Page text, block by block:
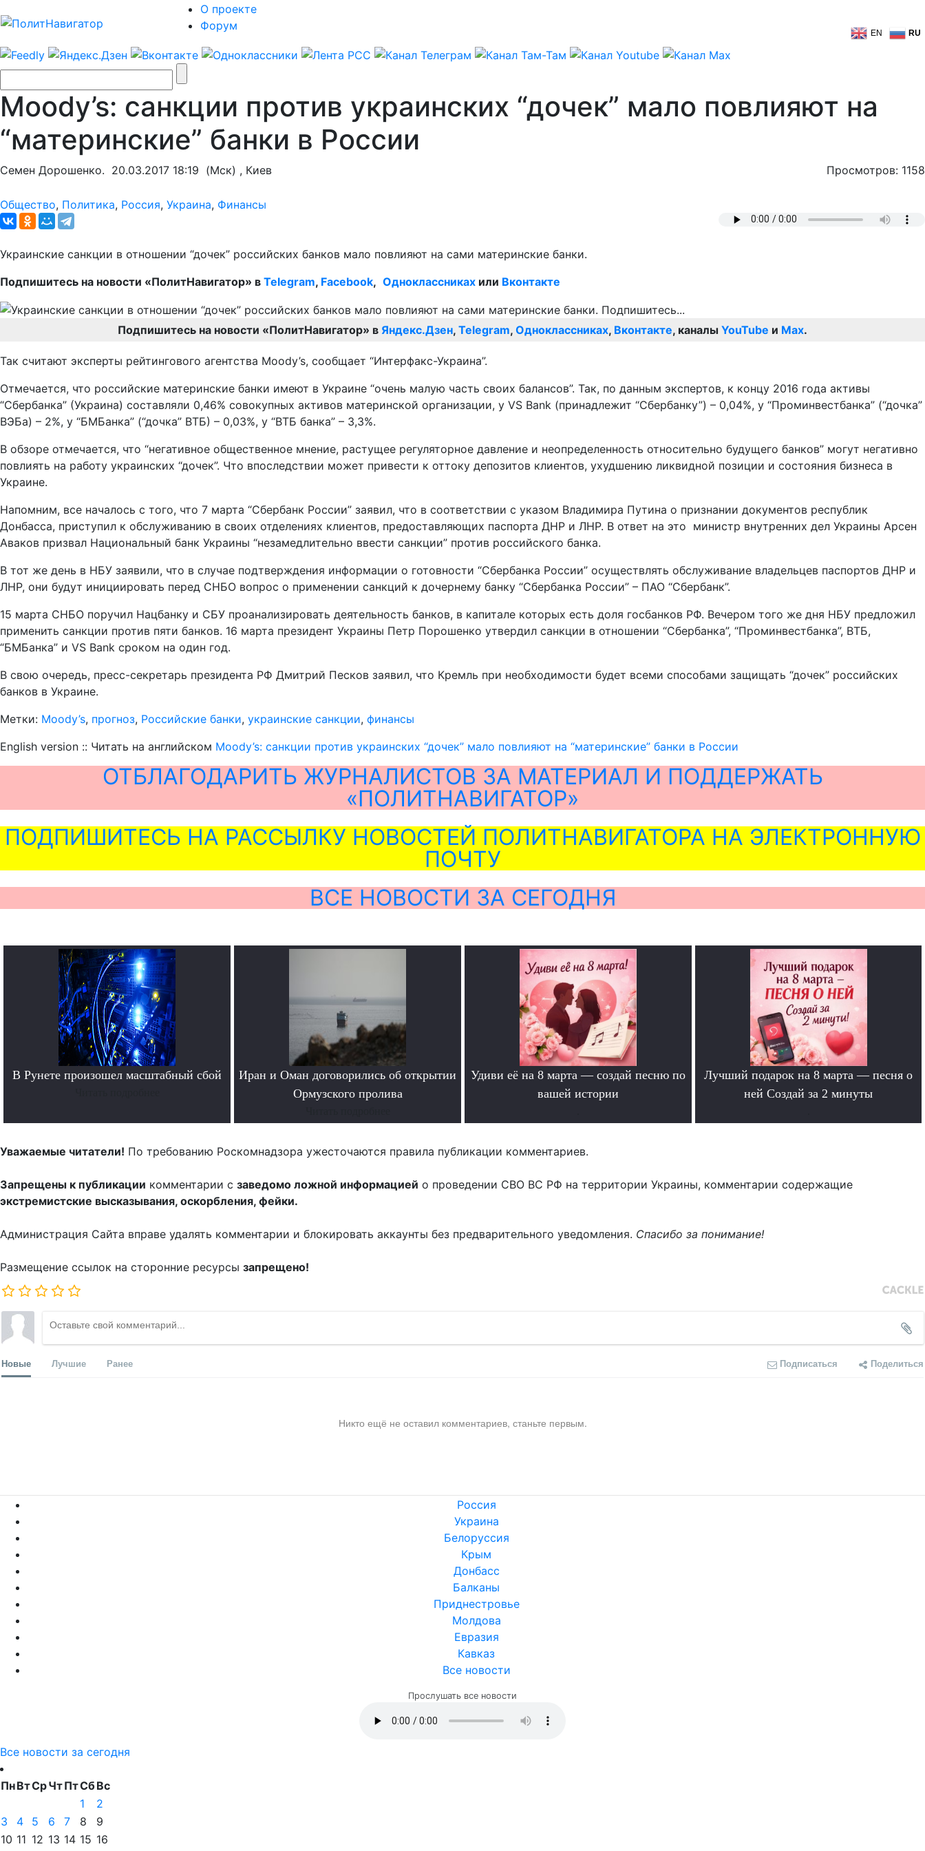
О проекте
Форум
EN RU
Moody’s: санкции против украинских “дочек” мало повлияют на
“материнские” банки в России
Семен Дорошенко. 20.03.2017 18:19 (Мск) , Киев Просмотров: 1158
Общество, Политика, Россия, Украина, Финансы
Украинские санкции в отношении “дочек” российских банков мало повлияют на сами материнские банки.
Подпишитесь на новости «ПолитНавигатор» в Telegram, Facebook, Одноклассниках или Вконтакте
Подпишитесь на новости «ПолитНавигатор» в Яндекс.Дзен, Telegram, Одноклассниках, Вконтакте, каналы YouTube и Max.
Так считают эксперты рейтингового агентства Moody’s, сообщает “Интерфакс-Украина”.
Отмечается, что российские материнские банки имеют в Украине “очень малую часть своих балансов”. Так, по данным экспертов, к концу 2016 года активы
“Сбербанка” (Украина) составляли 0,46% совокупных активов материнской организации, у VS Bank (принадлежит “Сбербанку”) – 0,04%, у “Проминвестбанка” (“дочка”
ВЭБа) – 2%, у “БМБанка” (“дочка” ВТБ) – 0,03%, у “ВТБ банка” – 3,3%.
В обзоре отмечается, что “негативное общественное мнение, растущее регуляторное давление и неопределенность относительно будущего банков” могут негативно
повлиять на работу украинских “дочек”. Что впоследствии может привести к оттоку депозитов клиентов, ухудшению ликвидной позиции и состояния бизнеса в
Украине.
Напомним, все началось с того, что 7 марта “Сбербанк России” заявил, что в соответствии с указом Владимира Путина о признании документов республик
Донбасса, приступил к обслуживанию в своих отделениях клиентов, предоставляющих паспорта ДНР и ЛНР. В ответ на это министр внутренних дел Украины Арсен
Аваков призвал Национальный банк Украины “незамедлительно ввести санкции” против российского банка.
В тот же день в НБУ заявили, что в случае подтверждения информации о готовности “Сбербанка России” осуществлять обслуживание владельцев паспортов ДНР и
ЛНР, они будут инициировать перед СНБО вопрос о применении санкций к дочернему банку “Сбербанка России” – ПАО “Сбербанк”.
15 марта СНБО поручил Нацбанку и СБУ проанализировать деятельность банков, в капитале которых есть доля госбанков РФ. Вечером того же дня НБУ предложил
применить санкции против пяти банков. 16 марта президент Украины Петр Порошенко утвердил санкции в отношении “Сбербанка”, “Проминвестбанка”, ВТБ,
“БМБанка” и VS Bank сроком на один год.
В свою очередь, пресс-секретарь президента РФ Дмитрий Песков заявил, что Кремль при необходимости будет всеми способами защищать “дочек” российских
банков в Украине.
Метки: Moody’s, прогноз, Российские банки, украинские санкции, финансы
English version :: Читать на английском Moody’s: санкции против украинских “дочек” мало повлияют на “материнские” банки в России
ОТБЛАГОДАРИТЬ ЖУРНАЛИСТОВ ЗА МАТЕРИАЛ И ПОДДЕРЖАТЬ
«ПОЛИТНАВИГАТОР»
ПОДПИШИТЕСЬ НА РАССЫЛКУ НОВОСТЕЙ ПОЛИТНАВИГАТОРА НА ЭЛЕКТРОННУЮ
ПОЧТУ
ВСЕ НОВОСТИ ЗА СЕГОДНЯ
В Рунете произошел масштабный сбой
Иран и Оман договорились об открытии
Ормузского пролива
Удиви её на 8 марта — создай песню по
вашей истории
Лучший подарок на 8 марта — песня о
ней Создай за 2 минуты
Уважаемые читатели! По требованию Роскомнадзора ужесточаются правила публикации комментариев.
Запрещены к публикации комментарии с заведомо ложной информацией о проведении СВО ВС РФ на территории Украины, комментарии содержащие
экстремистские высказывания, оскорбления, фейки.
Администрация Сайта вправе удалять комментарии и блокировать аккаунты без предварительного уведомления. Спасибо за понимание!
Размещение ссылок на сторонние ресурсы запрещено!
Новые Лучшие Ранее Подписаться Поделиться
Никто ещё не оставил комментариев, станьте первым.
Россия
Украина
Белоруссия
Крым
Донбасс
Балканы
Приднестровье
Молдова
Евразия
Кавказ
Все новости
Прослушать все новости
Все новости за сегодня
ПнВтСрЧтПтСбВс
1
2
3
4 5 6 7 8
9
10 11 12 13 14 15 16